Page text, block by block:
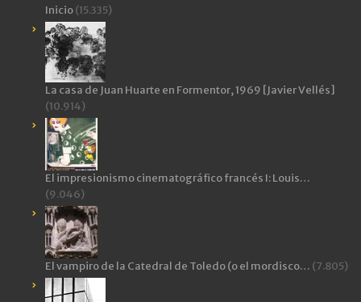
Inicio(15.335)
La casa de Juan Huarte en Formentor, 1969 [Javier Vellés]
(10.914)
El impresionismo cinematográfico francés I: Louis…
(9.046)
El vampiro de la Catedral de Toledo (o el mordisco… (7.805)